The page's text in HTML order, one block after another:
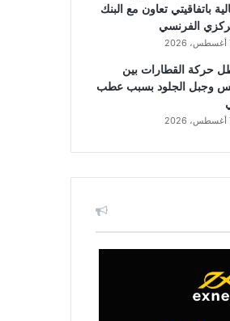
باتفاقيتي تعاون مع البنك
الفرنسي
حركة القطارات بين
وجبل الجلود بسبب عطب